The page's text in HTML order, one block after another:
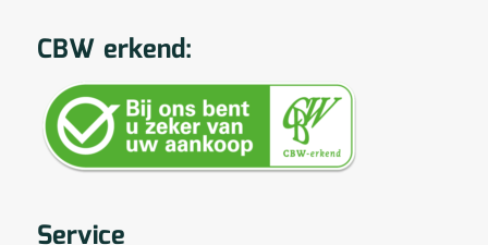
CBW erkend:
Service